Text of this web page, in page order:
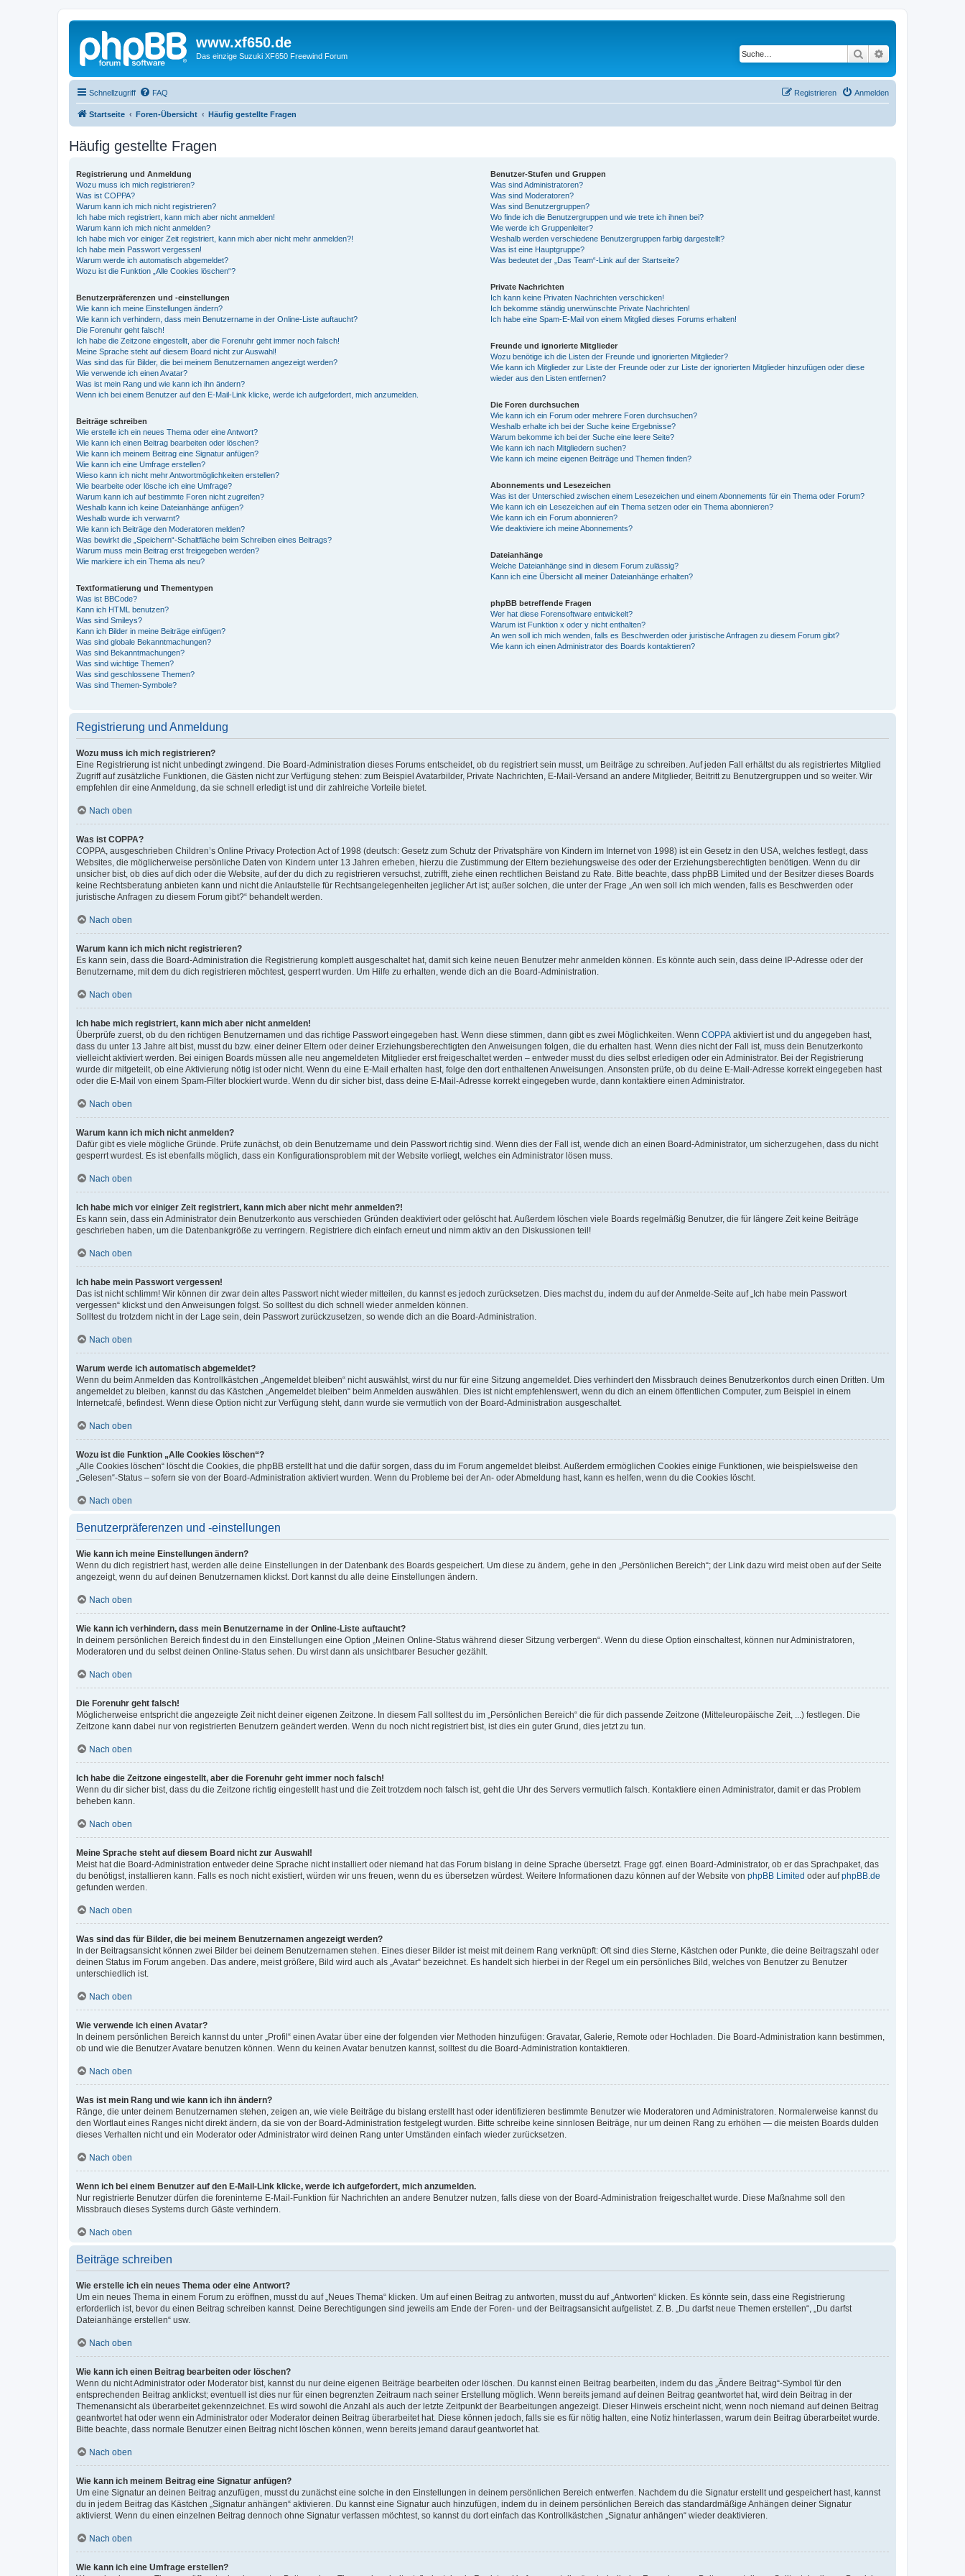
www.xf650.de
Das einzige Suzuki XF650 Freewind Forum Suche
Schnellzugriff FAQ Anmelden
Registrieren
Startseite Foren-Übersicht Häufig gestellte Fragen
Häufig gestellte Fragen
Registrierung und Anmeldung
Wozu muss ich mich registrieren?
Was ist COPPA?
Warum kann ich mich nicht registrieren?
Ich habe mich registriert, kann mich aber nicht anmelden!
Warum kann ich mich nicht anmelden?
Ich habe mich vor einiger Zeit registriert, kann mich aber nicht mehr anmelden?!
Ich habe mein Passwort vergessen!
Warum werde ich automatisch abgemeldet?
Wozu ist die Funktion „Alle Cookies löschen“?
Benutzerpräferenzen und -einstellungen
Wie kann ich meine Einstellungen ändern?
Wie kann ich verhindern, dass mein Benutzername in der Online-Liste auftaucht?
Die Forenuhr geht falsch!
Ich habe die Zeitzone eingestellt, aber die Forenuhr geht immer noch falsch!
Meine Sprache steht auf diesem Board nicht zur Auswahl!
Was sind das für Bilder, die bei meinem Benutzernamen angezeigt werden?
Wie verwende ich einen Avatar?
Was ist mein Rang und wie kann ich ihn ändern?
Wenn ich bei einem Benutzer auf den E-Mail-Link klicke, werde ich aufgefordert, mich anzumelden.
Beiträge schreiben
Wie erstelle ich ein neues Thema oder eine Antwort?
Wie kann ich einen Beitrag bearbeiten oder löschen?
Wie kann ich meinem Beitrag eine Signatur anfügen?
Wie kann ich eine Umfrage erstellen?
Wieso kann ich nicht mehr Antwortmöglichkeiten erstellen?
Wie bearbeite oder lösche ich eine Umfrage?
Warum kann ich auf bestimmte Foren nicht zugreifen?
Weshalb kann ich keine Dateianhänge anfügen?
Weshalb wurde ich verwarnt?
Wie kann ich Beiträge den Moderatoren melden?
Was bewirkt die „Speichern“-Schaltfläche beim Schreiben eines Beitrags?
Warum muss mein Beitrag erst freigegeben werden?
Wie markiere ich ein Thema als neu?
Textformatierung und Thementypen
Was ist BBCode?
Kann ich HTML benutzen?
Was sind Smileys?
Kann ich Bilder in meine Beiträge einfügen?
Was sind globale Bekanntmachungen?
Was sind Bekanntmachungen?
Was sind wichtige Themen?
Was sind geschlossene Themen?
Was sind Themen-Symbole?
Benutzer-Stufen und Gruppen
Was sind Administratoren?
Was sind Moderatoren?
Was sind Benutzergruppen?
Wo finde ich die Benutzergruppen und wie trete ich ihnen bei?
Wie werde ich Gruppenleiter?
Weshalb werden verschiedene Benutzergruppen farbig dargestellt?
Was ist eine Hauptgruppe?
Was bedeutet der „Das Team“-Link auf der Startseite?
Private Nachrichten
Ich kann keine Privaten Nachrichten verschicken!
Ich bekomme ständig unerwünschte Private Nachrichten!
Ich habe eine Spam-E-Mail von einem Mitglied dieses Forums erhalten!
Freunde und ignorierte Mitglieder
Wozu benötige ich die Listen der Freunde und ignorierten Mitglieder?
Wie kann ich Mitglieder zur Liste der Freunde oder zur Liste der ignorierten Mitglieder hinzufügen oder diese
wieder aus den Listen entfernen?
Die Foren durchsuchen
Wie kann ich ein Forum oder mehrere Foren durchsuchen?
Weshalb erhalte ich bei der Suche keine Ergebnisse?
Warum bekomme ich bei der Suche eine leere Seite?
Wie kann ich nach Mitgliedern suchen?
Wie kann ich meine eigenen Beiträge und Themen finden?
Abonnements und Lesezeichen
Was ist der Unterschied zwischen einem Lesezeichen und einem Abonnements für ein Thema oder Forum?
Wie kann ich ein Lesezeichen auf ein Thema setzen oder ein Thema abonnieren?
Wie kann ich ein Forum abonnieren?
Wie deaktiviere ich meine Abonnements?
Dateianhänge
Welche Dateianhänge sind in diesem Forum zulässig?
Kann ich eine Übersicht all meiner Dateianhänge erhalten?
phpBB betreffende Fragen
Wer hat diese Forensoftware entwickelt?
Warum ist Funktion x oder y nicht enthalten?
An wen soll ich mich wenden, falls es Beschwerden oder juristische Anfragen zu diesem Forum gibt?
Wie kann ich einen Administrator des Boards kontaktieren?
Registrierung und Anmeldung
Wozu muss ich mich registrieren?
Eine Registrierung ist nicht unbedingt zwingend. Die Board-Administration dieses Forums entscheidet, ob du registriert sein musst, um Beiträge zu schreiben. Auf jeden Fall erhältst du als registriertes Mitglied
Zugriff auf zusätzliche Funktionen, die Gästen nicht zur Verfügung stehen: zum Beispiel Avatarbilder, Private Nachrichten, E-Mail-Versand an andere Mitglieder, Beitritt zu Benutzergruppen und so weiter. Wir
empfehlen dir eine Anmeldung, da sie schnell erledigt ist und dir zahlreiche Vorteile bietet.
Nach oben
Was ist COPPA?
COPPA, ausgeschrieben Children’s Online Privacy Protection Act of 1998 (deutsch: Gesetz zum Schutz der Privatsphäre von Kindern im Internet von 1998) ist ein Gesetz in den USA, welches festlegt, dass
Websites, die möglicherweise persönliche Daten von Kindern unter 13 Jahren erheben, hierzu die Zustimmung der Eltern beziehungsweise des oder der Erziehungsberechtigten benötigen. Wenn du dir
unsicher bist, ob dies auf dich oder die Website, auf der du dich zu registrieren versuchst, zutrifft, ziehe einen rechtlichen Beistand zu Rate. Bitte beachte, dass phpBB Limited und der Besitzer dieses Boards
keine Rechtsberatung anbieten kann und nicht die Anlaufstelle für Rechtsangelegenheiten jeglicher Art ist; außer solchen, die unter der Frage „An wen soll ich mich wenden, falls es Beschwerden oder
juristische Anfragen zu diesem Forum gibt?“ behandelt werden.
Nach oben
Warum kann ich mich nicht registrieren?
Es kann sein, dass die Board-Administration die Registrierung komplett ausgeschaltet hat, damit sich keine neuen Benutzer mehr anmelden können. Es könnte auch sein, dass deine IP-Adresse oder der
Benutzername, mit dem du dich registrieren möchtest, gesperrt wurden. Um Hilfe zu erhalten, wende dich an die Board-Administration.
Nach oben
Ich habe mich registriert, kann mich aber nicht anmelden!
Überprüfe zuerst, ob du den richtigen Benutzernamen und das richtige Passwort eingegeben hast. Wenn diese stimmen, dann gibt es zwei Möglichkeiten. Wenn COPPA aktiviert ist und du angegeben hast,
dass du unter 13 Jahre alt bist, musst du bzw. einer deiner Eltern oder deiner Erziehungsberechtigten den Anweisungen folgen, die du erhalten hast. Wenn dies nicht der Fall ist, muss dein Benutzerkonto
vielleicht aktiviert werden. Bei einigen Boards müssen alle neu angemeldeten Mitglieder erst freigeschaltet werden – entweder musst du dies selbst erledigen oder ein Administrator. Bei der Registrierung
wurde dir mitgeteilt, ob eine Aktivierung nötig ist oder nicht. Wenn du eine E-Mail erhalten hast, folge den dort enthaltenen Anweisungen. Ansonsten prüfe, ob du deine E-Mail-Adresse korrekt eingegeben hast
oder die E-Mail von einem Spam-Filter blockiert wurde. Wenn du dir sicher bist, dass deine E-Mail-Adresse korrekt eingegeben wurde, dann kontaktiere einen Administrator.
Nach oben
Warum kann ich mich nicht anmelden?
Dafür gibt es viele mögliche Gründe. Prüfe zunächst, ob dein Benutzername und dein Passwort richtig sind. Wenn dies der Fall ist, wende dich an einen Board-Administrator, um sicherzugehen, dass du nicht
gesperrt wurdest. Es ist ebenfalls möglich, dass ein Konfigurationsproblem mit der Website vorliegt, welches ein Administrator lösen muss.
Nach oben
Ich habe mich vor einiger Zeit registriert, kann mich aber nicht mehr anmelden?!
Es kann sein, dass ein Administrator dein Benutzerkonto aus verschieden Gründen deaktiviert oder gelöscht hat. Außerdem löschen viele Boards regelmäßig Benutzer, die für längere Zeit keine Beiträge
geschrieben haben, um die Datenbankgröße zu verringern. Registriere dich einfach erneut und nimm aktiv an den Diskussionen teil!
Nach oben
Ich habe mein Passwort vergessen!
Das ist nicht schlimm! Wir können dir zwar dein altes Passwort nicht wieder mitteilen, du kannst es jedoch zurücksetzen. Dies machst du, indem du auf der Anmelde-Seite auf „Ich habe mein Passwort
vergessen“ klickst und den Anweisungen folgst. So solltest du dich schnell wieder anmelden können.
Solltest du trotzdem nicht in der Lage sein, dein Passwort zurückzusetzen, so wende dich an die Board-Administration.
Nach oben
Warum werde ich automatisch abgemeldet?
Wenn du beim Anmelden das Kontrollkästchen „Angemeldet bleiben“ nicht auswählst, wirst du nur für eine Sitzung angemeldet. Dies verhindert den Missbrauch deines Benutzerkontos durch einen Dritten. Um
angemeldet zu bleiben, kannst du das Kästchen „Angemeldet bleiben“ beim Anmelden auswählen. Dies ist nicht empfehlenswert, wenn du dich an einem öffentlichen Computer, zum Beispiel in einem
Internetcafé, befindest. Wenn diese Option nicht zur Verfügung steht, dann wurde sie vermutlich von der Board-Administration ausgeschaltet.
Nach oben
Wozu ist die Funktion „Alle Cookies löschen“?
„Alle Cookies löschen“ löscht die Cookies, die phpBB erstellt hat und die dafür sorgen, dass du im Forum angemeldet bleibst. Außerdem ermöglichen Cookies einige Funktionen, wie beispielsweise den
„Gelesen“-Status – sofern sie von der Board-Administration aktiviert wurden. Wenn du Probleme bei der An- oder Abmeldung hast, kann es helfen, wenn du die Cookies löscht.
Nach oben
Benutzerpräferenzen und -einstellungen
Wie kann ich meine Einstellungen ändern?
Wenn du dich registriert hast, werden alle deine Einstellungen in der Datenbank des Boards gespeichert. Um diese zu ändern, gehe in den „Persönlichen Bereich“; der Link dazu wird meist oben auf der Seite
angezeigt, wenn du auf deinen Benutzernamen klickst. Dort kannst du alle deine Einstellungen ändern.
Nach oben
Wie kann ich verhindern, dass mein Benutzername in der Online-Liste auftaucht?
In deinem persönlichen Bereich findest du in den Einstellungen eine Option „Meinen Online-Status während dieser Sitzung verbergen“. Wenn du diese Option einschaltest, können nur Administratoren,
Moderatoren und du selbst deinen Online-Status sehen. Du wirst dann als unsichtbarer Besucher gezählt.
Nach oben
Die Forenuhr geht falsch!
Möglicherweise entspricht die angezeigte Zeit nicht deiner eigenen Zeitzone. In diesem Fall solltest du im „Persönlichen Bereich“ die für dich passende Zeitzone (Mitteleuropäische Zeit, ...) festlegen. Die
Zeitzone kann dabei nur von registrierten Benutzern geändert werden. Wenn du noch nicht registriert bist, ist dies ein guter Grund, dies jetzt zu tun.
Nach oben
Ich habe die Zeitzone eingestellt, aber die Forenuhr geht immer noch falsch!
Wenn du dir sicher bist, dass du die Zeitzone richtig eingestellt hast und die Zeit trotzdem noch falsch ist, geht die Uhr des Servers vermutlich falsch. Kontaktiere einen Administrator, damit er das Problem
beheben kann.
Nach oben
Meine Sprache steht auf diesem Board nicht zur Auswahl!
Meist hat die Board-Administration entweder deine Sprache nicht installiert oder niemand hat das Forum bislang in deine Sprache übersetzt. Frage ggf. einen Board-Administrator, ob er das Sprachpaket, das
du benötigst, installieren kann. Falls es noch nicht existiert, würden wir uns freuen, wenn du es übersetzen würdest. Weitere Informationen dazu können auf der Website von phpBB Limited oder aufphpBB.de
gefunden werden.
Nach oben
Was sind das für Bilder, die bei meinem Benutzernamen angezeigt werden?
In der Beitragsansicht können zwei Bilder bei deinem Benutzernamen stehen. Eines dieser Bilder ist meist mit deinem Rang verknüpft: Oft sind dies Sterne, Kästchen oder Punkte, die deine Beitragszahl oder
deinen Status im Forum angeben. Das andere, meist größere, Bild wird auch als „Avatar“ bezeichnet. Es handelt sich hierbei in der Regel um ein persönliches Bild, welches von Benutzer zu Benutzer
unterschiedlich ist.
Nach oben
Wie verwende ich einen Avatar?
In deinem persönlichen Bereich kannst du unter „Profil“ einen Avatar über eine der folgenden vier Methoden hinzufügen: Gravatar, Galerie, Remote oder Hochladen. Die Board-Administration kann bestimmen,
ob und wie die Benutzer Avatare benutzen können. Wenn du keinen Avatar benutzen kannst, solltest du die Board-Administration kontaktieren.
Nach oben
Was ist mein Rang und wie kann ich ihn ändern?
Ränge, die unter deinem Benutzernamen stehen, zeigen an, wie viele Beiträge du bislang erstellt hast oder identifizieren bestimmte Benutzer wie Moderatoren und Administratoren. Normalerweise kannst du
den Wortlaut eines Ranges nicht direkt ändern, da sie von der Board-Administration festgelegt wurden. Bitte schreibe keine sinnlosen Beiträge, nur um deinen Rang zu erhöhen — die meisten Boards dulden
dieses Verhalten nicht und ein Moderator oder Administrator wird deinen Rang unter Umständen einfach wieder zurücksetzen.
Nach oben
Wenn ich bei einem Benutzer auf den E-Mail-Link klicke, werde ich aufgefordert, mich anzumelden.
Nur registrierte Benutzer dürfen die foreninterne E-Mail-Funktion für Nachrichten an andere Benutzer nutzen, falls diese von der Board-Administration freigeschaltet wurde. Diese Maßnahme soll den
Missbrauch dieses Systems durch Gäste verhindern.
Nach oben
Beiträge schreiben
Wie erstelle ich ein neues Thema oder eine Antwort?
Um ein neues Thema in einem Forum zu eröffnen, musst du auf „Neues Thema“ klicken. Um auf einen Beitrag zu antworten, musst du auf „Antworten“ klicken. Es könnte sein, dass eine Registrierung
erforderlich ist, bevor du einen Beitrag schreiben kannst. Deine Berechtigungen sind jeweils am Ende der Foren- und der Beitragsansicht aufgelistet. Z. B. „Du darfst neue Themen erstellen“, „Du darfst
Dateianhänge erstellen“ usw.
Nach oben
Wie kann ich einen Beitrag bearbeiten oder löschen?
Wenn du nicht Administrator oder Moderator bist, kannst du nur deine eigenen Beiträge bearbeiten oder löschen. Du kannst einen Beitrag bearbeiten, indem du das „Ändere Beitrag“-Symbol für den
entsprechenden Beitrag anklickst; eventuell ist dies nur für einen begrenzten Zeitraum nach seiner Erstellung möglich. Wenn bereits jemand auf deinen Beitrag geantwortet hat, wird dein Beitrag in der
Themenansicht als überarbeitet gekennzeichnet. Es wird sowohl die Anzahl als auch der letzte Zeitpunkt der Bearbeitungen angezeigt. Dieser Hinweis erscheint nicht, wenn noch niemand auf deinen Beitrag
geantwortet hat oder wenn ein Administrator oder Moderator deinen Beitrag überarbeitet hat. Diese können jedoch, falls sie es für nötig halten, eine Notiz hinterlassen, warum dein Beitrag überarbeitet wurde.
Bitte beachte, dass normale Benutzer einen Beitrag nicht löschen können, wenn bereits jemand darauf geantwortet hat.
Nach oben
Wie kann ich meinem Beitrag eine Signatur anfügen?
Um eine Signatur an deinen Beitrag anzufügen, musst du zunächst eine solche in den Einstellungen in deinem persönlichen Bereich entwerfen. Nachdem du die Signatur erstellt und gespeichert hast, kannst
du in jedem Beitrag das Kästchen „Signatur anhängen“ aktivieren. Du kannst eine Signatur auch hinzufügen, indem du in deinem persönlichen Bereich das standardmäßige Anhängen deiner Signatur
aktivierst. Wenn du einen einzelnen Beitrag dennoch ohne Signatur verfassen möchtest, so kannst du dort einfach das Kontrollkästchen „Signatur anhängen“ wieder deaktivieren.
Nach oben
Wie kann ich eine Umfrage erstellen?